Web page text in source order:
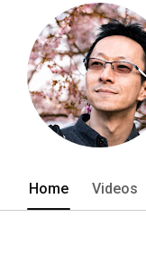
Home Videos